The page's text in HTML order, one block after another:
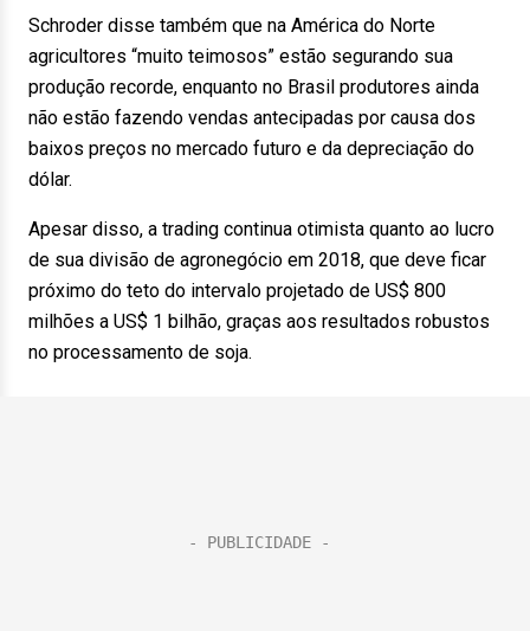
Schroder disse também que na América do Norte
agricultores “muito teimosos” estão segurando sua
produção recorde, enquanto no Brasil produtores ainda
não estão fazendo vendas antecipadas por causa dos
baixos preços no mercado futuro e da depreciação do
dólar.
Apesar disso, a trading continua otimista quanto ao lucro
de sua divisão de agronegócio em 2018, que deve ficar
próximo do teto do intervalo projetado de US$ 800
milhões a US$ 1 bilhão, graças aos resultados robustos
no processamento de soja.